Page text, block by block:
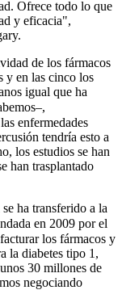
Ofrece todo lo que
y eficacia",
de los fármacos
y en las cinco los
igual que ha
–,
enfermedades
tendría esto a
los estudios se han
han trasplantado
ha transferido a la
en 2009 por el
los fármacos y
la diabetes tipo 1,
30 millones de
negociando